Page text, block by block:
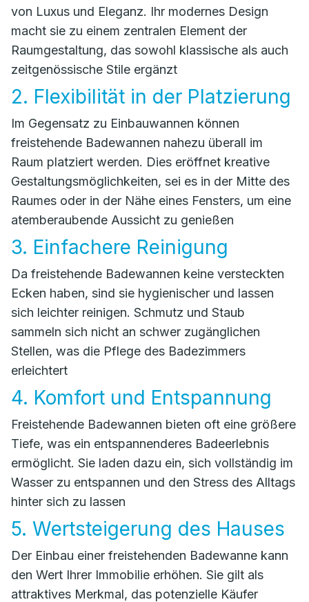
von Luxus und Eleganz. Ihr modernes Design
macht sie zu einem zentralen Element der
Raumgestaltung, das sowohl klassische als auch
zeitgenössische Stile ergänzt
2. Flexibilität in der Platzierung
Im Gegensatz zu Einbauwannen können
freistehende Badewannen nahezu überall im
Raum platziert werden. Dies eröffnet kreative
Gestaltungsmöglichkeiten, sei es in der Mitte des
Raumes oder in der Nähe eines Fensters, um eine
atemberaubende Aussicht zu genießen
3. Einfachere Reinigung
Da freistehende Badewannen keine versteckten
Ecken haben, sind sie hygienischer und lassen
sich leichter reinigen. Schmutz und Staub
sammeln sich nicht an schwer zugänglichen
Stellen, was die Pflege des Badezimmers
erleichtert
4. Komfort und Entspannung
Freistehende Badewannen bieten oft eine größere
Tiefe, was ein entspannenderes Badeerlebnis
ermöglicht. Sie laden dazu ein, sich vollständig im
Wasser zu entspannen und den Stress des Alltags
hinter sich zu lassen
5. Wertsteigerung des Hauses
Der Einbau einer freistehenden Badewanne kann
den Wert Ihrer Immobilie erhöhen. Sie gilt als
attraktives Merkmal, das potenzielle Käufer